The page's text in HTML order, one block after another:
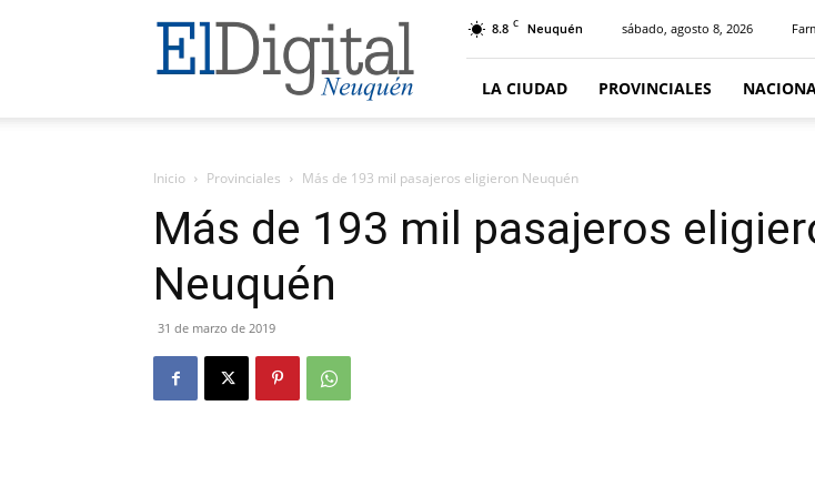
El
Digital
Neuquen
8.8 C Neuquén sábado, agosto 8, 2026
LA CIUDAD PROVINCIALES
Inicio Provinciales Más de 193 mil pasajeros eligieron Neuquén
Más de 193 mil pasajeros
Neuquén
31 de marzo de 2019